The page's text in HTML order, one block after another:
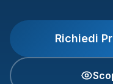
Richiedi